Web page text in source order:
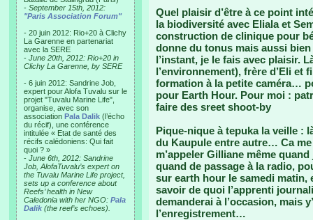
- September 15th, 2012:
"Paris Association Forum"
- 20 juin 2012: Rio+20 à Clichy
La Garenne en partenariat
avec la SERE
- June 20th, 2012: Rio+20 in
Clichy La Garenne, by SERE
- 6 juin 2012: Sandrine Job,
expert pour Alofa Tuvalu sur le
projet "Tuvalu Marine Life",
organise, avec son
association Pala Dalik (l’écho
du récif), une conférence
intitulée « Etat de santé des
récifs calédoniens: Qui fait
quoi ? »
- June 6th, 2012: Sandrine
Job, AlofaTuvalu’s expert on
the Tuvalu Marine Life project,
sets up a conference about
Reefs’ health in New
Caledonia with her NGO: Pala
Dalik (the reef’s echoes).
Quel plaisir d’être à ce point
la biodiversité avec Eliala et
construction de clinique pour
donne du tonus mais aussi
l’instant, je le fais avec plaisir.
l’environnement), frère d’Eli et
formation à la petite caméra…
pour Earth Hour. Pour moi :
faire des sreet shoot-by
Pique-nique à tepuka la veille :
du Kaupule entre autre… Ca
m’appeler Gilliane même
quand de passage à la radio,
sur earth hour le samedi matin,
savoir de quoi l’apprenti
demanderai à l’occasion, mais
l’enregistrement…